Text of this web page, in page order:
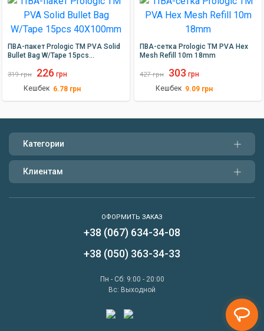
ПВА-пакет Prologic TM PVA Solid
Bullet Bag W/Tape 15pcs
319 грн 226 грн
Кешбек 6.78 грн
ПВА-сетка Prologic TM PVA Hex
Mesh Refill 10m 18mm
427 грн 303 грн
Кешбек 9.09 грн
Категории
Клиентам
ОФОРМИТЬ ЗАКАЗ
+38 (067) 634-34-08
+38 (050) 363-34-33
Пн - Сб: 9:00 - 20:00
Вс: Выходной